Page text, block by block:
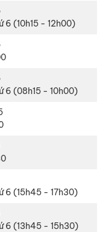
6 (10h15 - 12h00)
6 (08h15 - 10h00)
6 (15h45 - 17h30)
6 (13h45 - 15h30)